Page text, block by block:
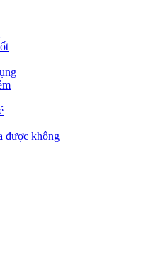
được không